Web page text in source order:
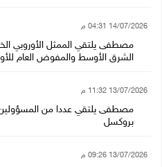
14/07/2026 04:31 م
مصطفى يلتقي الممثل الأوروبي
الشرق الأوسط والمفوض العام
13/07/2026 11:32 م
مصطفى يلتقي عددا من المسؤولين
بروكسل
13/07/2026 09:26 م